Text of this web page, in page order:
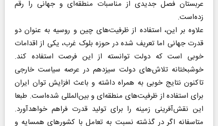
عربستان فصل جدیدی از مناسبات منطقه‌ای و جهانی را رقم
زده‌است.
علاوه بر این، استفاده از ظرفیت‌های چین و روسیه به عنوان دو
قدرت جهانی اما تعریف شده در حوزه بلوک غرب، یکی از اقدامات
خوبی است که دولت توانسته از این فرصت استفاده کند.
خوشبختانه تلاش‌های دولت سیزدهم در عرصه سیاست خارجی
تاکنون نتایج خوبی به همراه داشته و باعث افزایش توان ایران
برای استفاده از ظرفیت‌های منطقه‌ای و بین‌المللی شده‌است. طبعا
این نقش‌آفرینی زمینه را برای تولید قدرت فراهم خواهدآورد.
متاسفانه اگر در گذشته نسبت به تعامل با کشورهای همسایه و